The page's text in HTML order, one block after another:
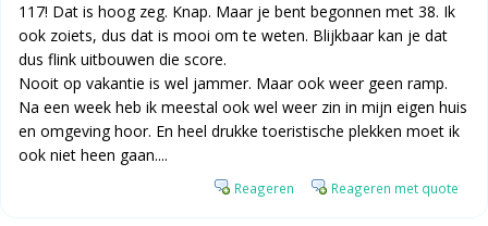
117! Dat is hoog zeg. Knap. Maar je bent begonnen met 38. Ik
ook zoiets, dus dat is mooi om te weten. Blijkbaar kan je dat
dus flink uitbouwen die score.
Nooit op vakantie is wel jammer. Maar ook weer geen ramp.
Na een week heb ik meestal ook wel weer zin in mijn eigen huis
en omgeving hoor. En heel drukke toeristische plekken moet ik
ook niet heen gaan....
Reageren Reageren met quote